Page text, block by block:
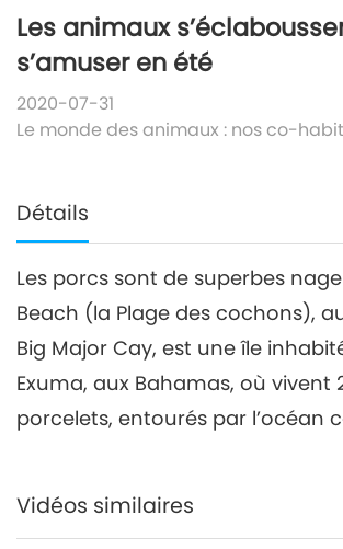
Les animaux
s’amuser en été
2020-07-31
Le monde des animaux : nos co-
Détails
Les porcs sont de superbes
Beach (la Plage des cochons),
Big Major Cay, est une île
Exuma, aux Bahamas, où vivent
porcelets, entourés par l’océan
Vidéos similaires